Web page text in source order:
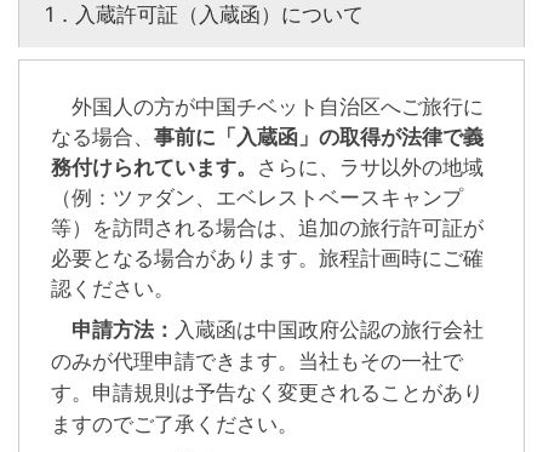
1．入蔵許可証（入蔵函）について
外国人の方が中国チベット自治区へご旅行に
なる場合、 事前に「入蔵函」の取得が法律で義
務付けられています。
さらに、ラサ以外の地域
（例：ツァダン、エベレストベースキャンプ
等）を訪問される場合は、追加の旅行許可証が
必要となる場合があります。旅程計画時にご確
認ください。
申請方法： 入蔵函は中国政府公認の旅行会社
のみが代理申請できます。当社もその一社で
す。申請規則は予告なく変更されることがあり
ますのでご了承ください。